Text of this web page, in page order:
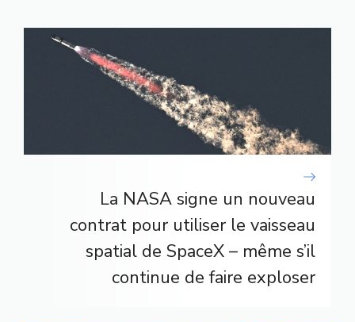
La NASA signe un nouveau
contrat pour utiliser le vaisseau
spatial de SpaceX – même s’il
continue de faire exploser